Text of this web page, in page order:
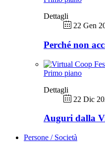
Dettagli
22 Gen
Perché non
Primo piano
Dettagli
22 Dic
Auguri dalla
Persone / Società